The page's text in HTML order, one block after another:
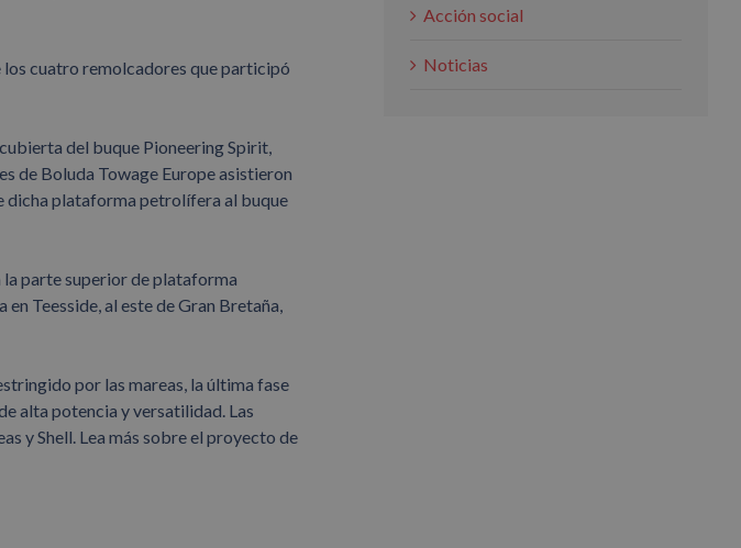
los cuatro remolcadores que participó
del buque Pioneering Spirit,
de Boluda Towage Europe asistieron
dicha plataforma petrolífera al buque
la parte superior de plataforma
Teesside, al este de Gran Bretaña,
por las mareas, la última fase
alta potencia y versatilidad. Las
y Shell. Lea más sobre el proyecto de
Acción social
Noticias